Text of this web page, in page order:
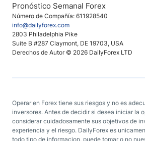
Número de Compañía: 611928540
info@dailyforex.com
2803 Philadelphia Pike
Suite B #287 Claymont, DE 19703, USA
Derechos de Autor © 2026 DailyForex LTD
Pronóstico Semanal Forex
Operar en Forex tiene sus riesgos y no es
inversores. Antes de decidir si desea iniciar la
considerar cuidadosamente sus objetivos de
experiencia y el riesgo. DailyForex es
todo tipo de informacion, puede tomar o no